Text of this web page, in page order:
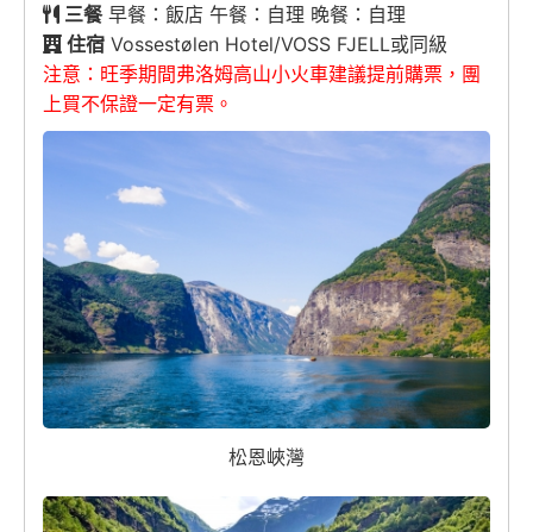
三餐早餐：飯店 午餐：自理 晚餐：自理
住宿 Vossestølen Hotel/VOSS FJELL或同級
注意：旺季期間弗洛姆高山小火車建議提前購票，團
上買不保證一定有票。
松恩峽灣